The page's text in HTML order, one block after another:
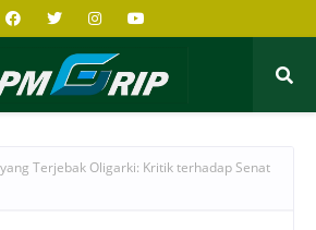
Terjebak Oligarki: Kritik terhadap Senat